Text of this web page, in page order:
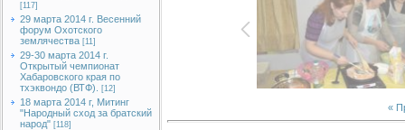
[117]
29 марта 2014 г. Весенний
форум Охотского
землячества [11]
29-30 марта 2014 г.
Открытый чемпионат
Хабаровского края по
тхэквондо (ВТФ).
[12]
18 марта 2014 г, Митинг
"Народный сход за братский
народ" [118]
«